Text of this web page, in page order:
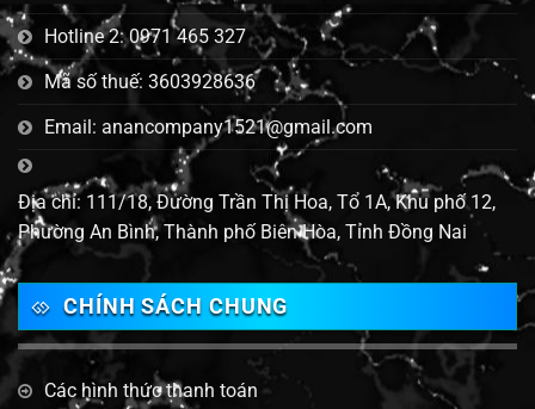
Hotline 2: 0971 465 327
Mã số thuế: 3603928636
Email: anancompany1521@gmail.com
Địa chỉ: 111/18, Đường Trần Thị Hoa, Tổ 1A, Khu phố 12,
Phường An Bình, Thành phố Biên Hòa, Tỉnh Đồng Nai
CHÍNH SÁCH CHUNG
Các hình thức thanh toán